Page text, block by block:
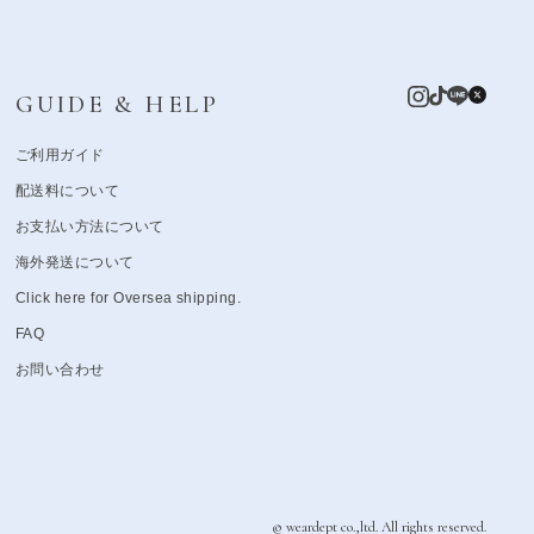
GUIDE & HELP
ご利用ガイド
配送料について
お支払い方法について
海外発送について
Click here for Oversea shipping.
FAQ
お問い合わせ
© weardept co.,ltd. All rights reserved.